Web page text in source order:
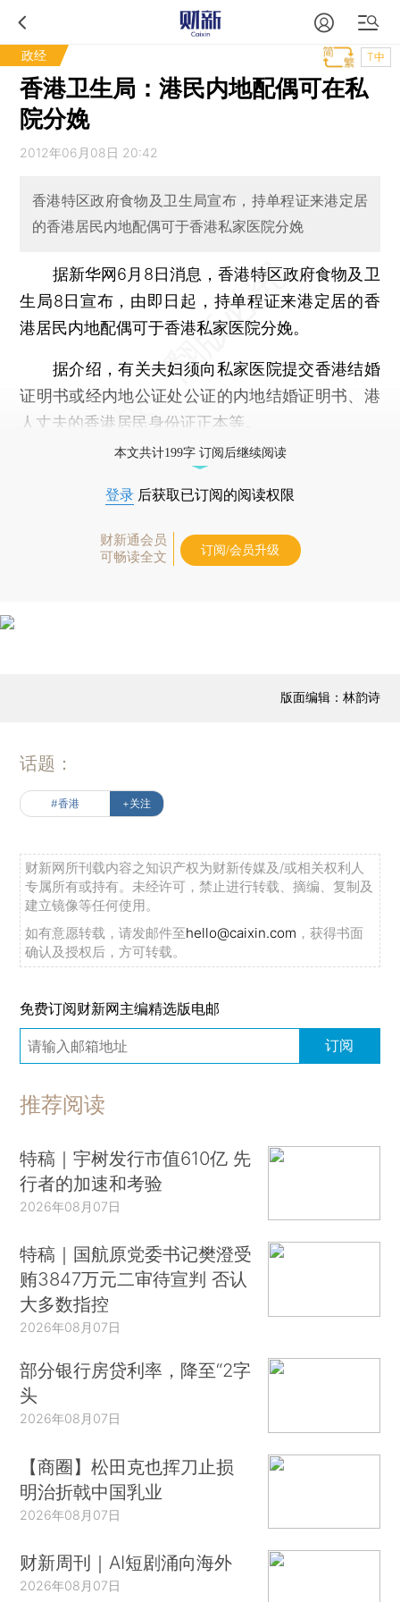
政经 T中
香港卫生局：港民内地配偶可在私
院分娩
2012年06月08日 20:42
香港特区政府食物及卫生局宣布，持单程证来港定居
的香港居民内地配偶可于香港私家医院分娩
据新华网6月8日消息，香港特区政府食物及卫
生局8日宣布，由即日起，持单程证来港定居的香
港居民内地配偶可于香港私家医院分娩。
据介绍，有关夫妇须向私家医院提交香港结婚
证明书或经内地公证处公证的内地结婚证明书、港
人丈夫的香港居民身份证正本等。
本文共计199字 订阅后继续阅读
登录 后获取已订阅的阅读权限
财新通会员
可畅读全文
订阅/会员升级
版面编辑：林韵诗
话题：
#香港 +关注
财新网所刊载内容之知识产权为财新传媒及/或相关权利人
专属所有或持有。未经许可，禁止进行转载、摘编、复制及
建立镜像等任何使用。
如有意愿转载，请发邮件至hello@caixin.com ，获得书面
确认及授权后，方可转载。
免费订阅财新网主编精选版电邮
订阅
推荐阅读
特稿｜宇树发行市值610亿 先
行者的加速和考验
2026年08月07日
特稿｜国航原党委书记樊澄受
贿3847万元二审待宣判 否认
大多数指控
2026年08月07日
部分银行房贷利率，降至“2字
头
2026年08月07日
【商圈】松田克也挥刀止损
明治折戟中国乳业
2026年08月07日
财新周刊｜AI短剧涌向海外
2026年08月07日